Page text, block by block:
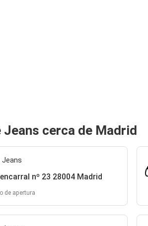
Jeans cerca de Madrid
Jeans
nº 23 28004 Madrid
de apertura